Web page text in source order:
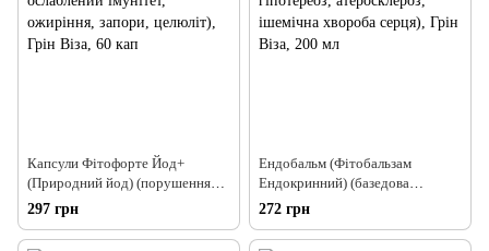
Капсули Фітофорте Йод+
(Природний йод) (порушення
функцій щитовидної залози,
ослаблений імунітет, ожиріння,
запори, целюліт), Грін Віза, 60
297 грн
Ендобальм (Фітобальзам
Ендокринний) (базедова
хвороба, тиреоартрит,
гіпотереоз, атеросклероз,
ішемічна хвороба серця), Грін
272 грн